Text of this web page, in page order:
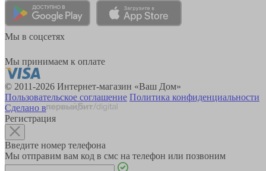
Мы в соцсетях
Мы принимаем к оплате
© 2011-2026 Интернет-магазин «Ваш Дом»
Пользовательское соглашение Политика конфиденциальности
Сделано в
Регистрация
Введите номер телефона
Мы отправим вам код в смс на телефон или позвоним